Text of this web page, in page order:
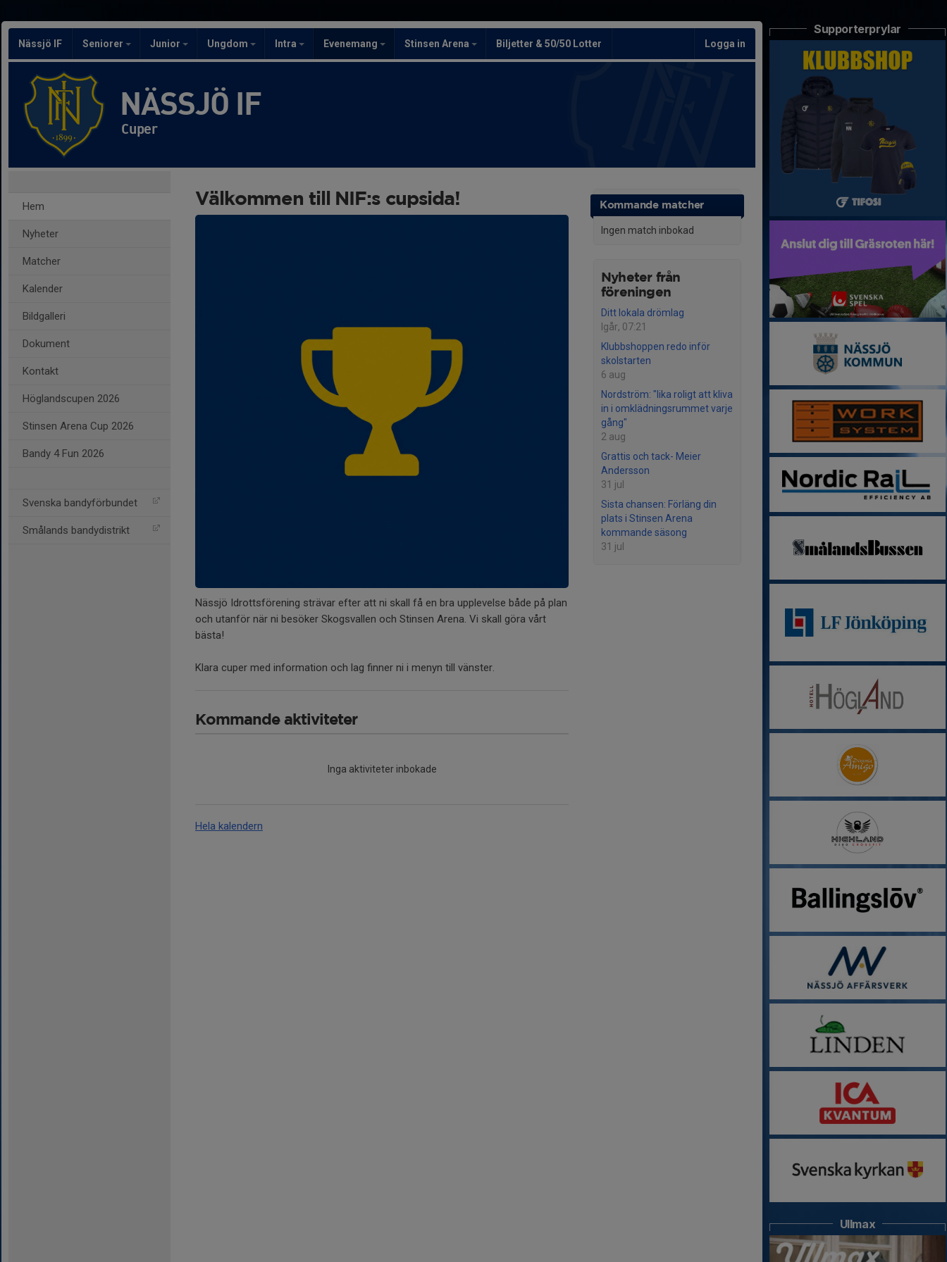
Nässjö IF Seniorer Junior Ungdom Intra Evenemang Stinsen Arena Biljetter & 50/50 Lotter Logga in
NÄSSJÖ IF
Cuper
Hem
Nyheter
Matcher
Kalender
Bildgalleri
Dokument
Kontakt
Höglandscupen 2026
Stinsen Arena Cup 2026
Bandy 4 Fun 2026
Svenska bandyförbundet
Smålands bandydistrikt
Kommande matcher
Ingen match inbokad
Nyheter från
föreningen
Ditt lokala drömlag
Igår, 07:21
Klubbshoppen redo inför
skolstarten
6 aug
Nordström: "lika roligt att kliva
in i omklädningsrummet varje
gång"
2 aug
Grattis och tack- Meier
Andersson
31 jul
Sista chansen: Förläng din
plats i Stinsen Arena
kommande säsong
31 jul
Välkommen till NIF:s cupsida!
Nässjö Idrottsförening strävar efter att ni skall få en bra upplevelse både på plan
och utanför när ni besöker Skogsvallen och Stinsen Arena. Vi skall göra vårt
bästa!
Klara cuper med information och lag finner ni i menyn till vänster.
Kommande aktiviteter
Inga aktiviteter inbokade
Hela kalendern
Supporterprylar
Ullmax